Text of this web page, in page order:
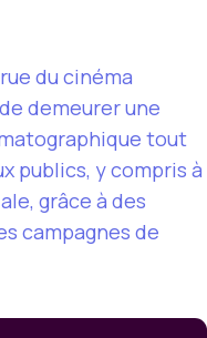
du cinéma
demeurer une
tout
publics, y compris à
grâce à des
campagnes de